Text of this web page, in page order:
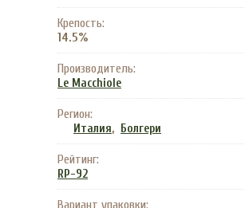
Крепость:
14.5%
Производитель:
Le Macchiole
Регион:
Италия, Болгери
Рейтинг:
RP-92
Вариант упаковки: